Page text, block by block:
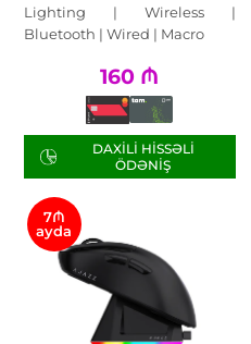
Lighting | Wireless |
Bluetooth | Wired | Macro
160 ₼
DAXILI HISSƏLI
ÖDƏNIŞ
7₼
ayda